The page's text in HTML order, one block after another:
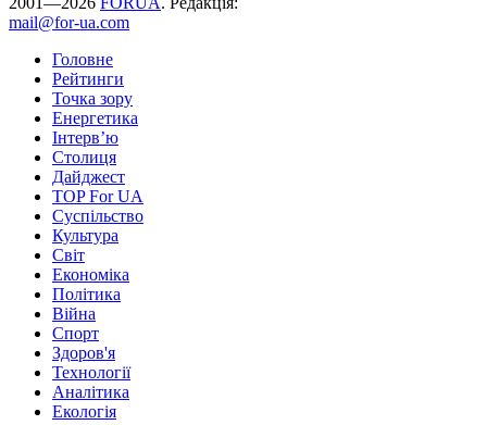
mail@for-ua.com
Головне
Рейтинги
Точка зору
Енергетика
Інтерв’ю
Столиця
Дайджест
TOP For UA
Суспiльство
Культура
Світ
Економіка
Політика
Війна
Спорт
Здоров'я
Технології
Аналітика
Екологія